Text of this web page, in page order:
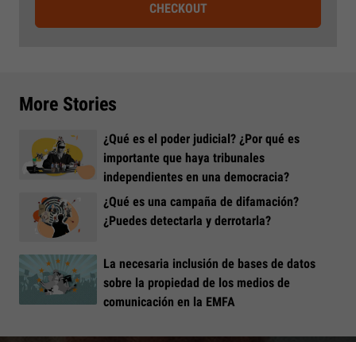
CHECKOUT
More Stories
¿Qué es el poder judicial? ¿Por qué es
importante que haya tribunales
independientes en una democracia?
¿Qué es una campaña de difamación?
¿Puedes detectarla y derrotarla?
La necesaria inclusión de bases de datos
sobre la propiedad de los medios de
comunicación en la EMFA